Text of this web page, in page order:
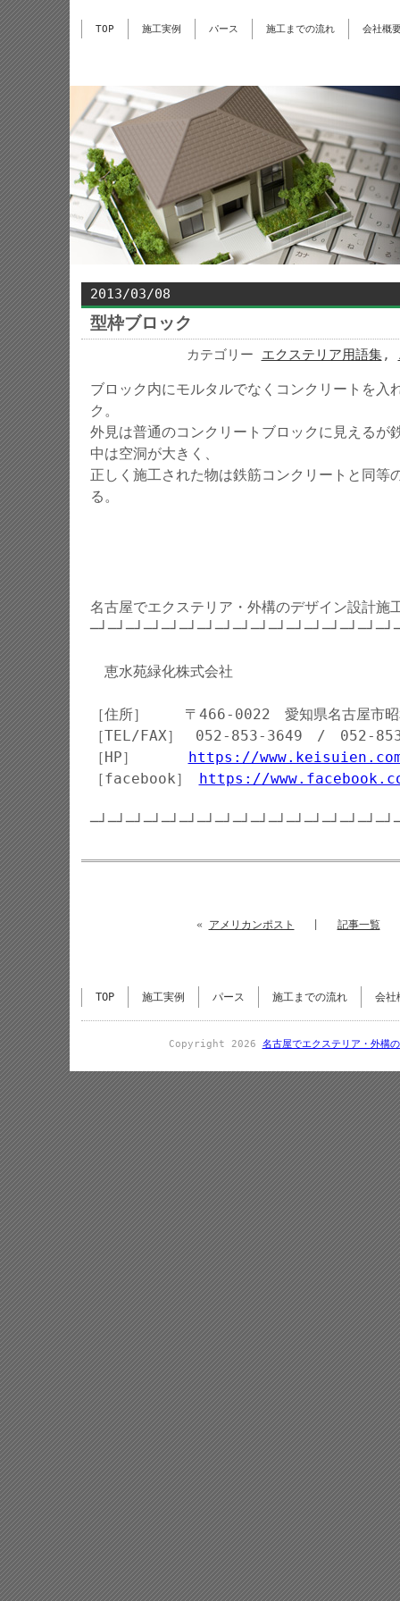
TOP 施工実例 パース 施工までの流れ 会社概
2013/03/08
型枠ブロック
カテゴリー エクステリア用語集,
ブロック内にモルタルでなくコンクリートを入
ク。
外見は普通のコンクリートブロックに見えるが
中は空洞が大きく、
正しく施工された物は鉄筋コンクリートと同等
る。
名古屋でエクステリア・外構のデザイン設計施
恵水苑緑化株式会社
［住所］ 〒466-0022 愛知県名古屋市昭
［TEL/FAX］ 052-853-3649 / 052-
［HP］ https://
［facebook］ https://
« アメリカンポスト 記事一覧
TOP 施工実例 パース 施工までの流れ 会社
Copyright 2026 名古屋でエクステリア・外構